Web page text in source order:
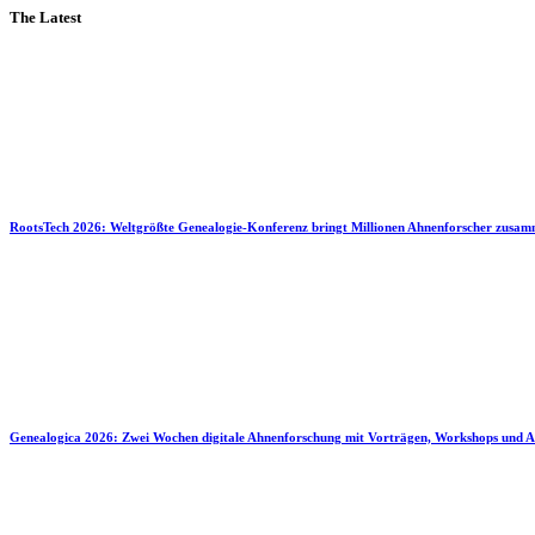
The Latest
RootsTech 2026: Weltgrößte Genealogie-Konferenz bringt Millionen Ahnenforscher
Genealogica 2026: Zwei Wochen digitale Ahnenforschung mit Vorträgen, Workshops und